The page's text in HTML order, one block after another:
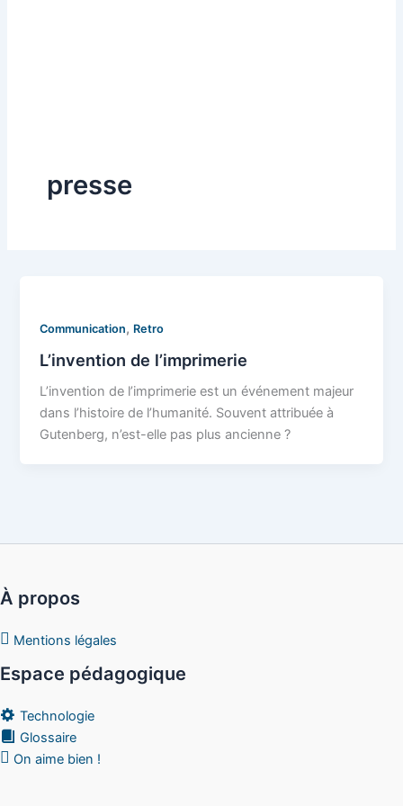
presse
Communication, Retro
L’invention de l’imprimerie
L’invention de l’imprimerie est un événement majeur
dans l’histoire de l’humanité. Souvent attribuée à
Gutenberg, n’est-elle pas plus ancienne ?
À propos
Mentions légales
Espace pédagogique
Technologie
Glossaire
On aime bien !